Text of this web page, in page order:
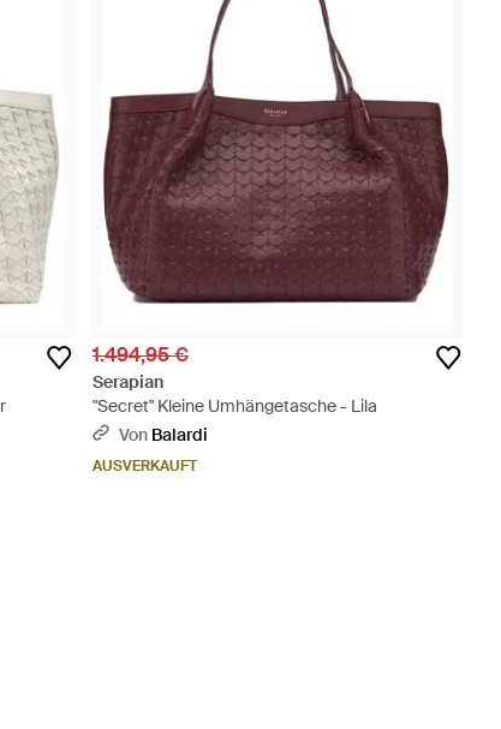
1.494,95 €
Serapian
"Secret" Kleine Umhängetasche - Lila
Von Balardi
AUSVERKAUFT